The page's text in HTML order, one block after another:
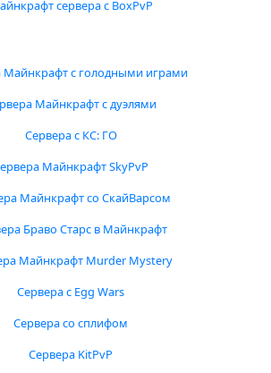
сервера с BoxPvP
Майнкрафт с голодными играми
Майнкрафт с дуэлями
Сервера с КС: ГО
Майнкрафт SkyPvP
Майнкрафт со СкайВарсом
Браво Старс в Майнкрафт
Майнкрафт Murder Mystery
Сервера с Egg Wars
Сервера со сплифом
Сервера KitPvP